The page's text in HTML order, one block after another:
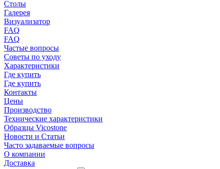
Столы
Галерея
Визуализатор
FAQ
FAQ
Частые вопросы
Советы по уходу
Характеристики
Где купить
Где купить
Контакты
Цены
Производство
Технические характеристики
Образцы Vicostone
Новости и Статьи
Часто задаваемые вопросы
О компании
Доставка